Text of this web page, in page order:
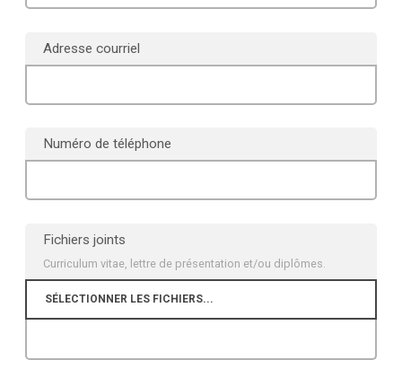
Adresse courriel
Numéro de téléphone
Fichiers joints
Curriculum vitae, lettre de présentation et/ou diplômes.